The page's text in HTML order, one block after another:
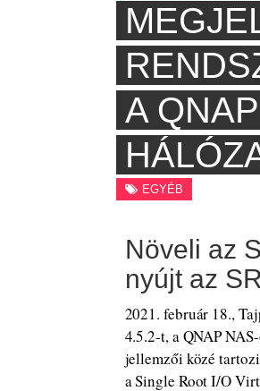
A
EGYÉB
Növeli az
nyújt az
2021. február 18.,
4.5.2-t, a QNAP
jellemzői közé
a Single Root I/O